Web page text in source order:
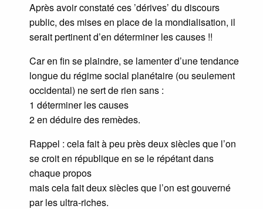
Après avoir constaté ces ’dérives’ du discours
public, des mises en place de la mondialisation, il
serait pertinent d’en déterminer les causes !!
Car en fin se plaindre, se lamenter d’une tendance
longue du régime social planétaire (ou seulement
occidental) ne sert de rien sans :
1 déterminer les causes
2 en déduire des remèdes.
Rappel : cela fait à peu près deux siècles que l’on
se croit en république en se le répétant dans
chaque propos
mais cela fait deux siècles que l’on est gouverné
par les ultra-riches.